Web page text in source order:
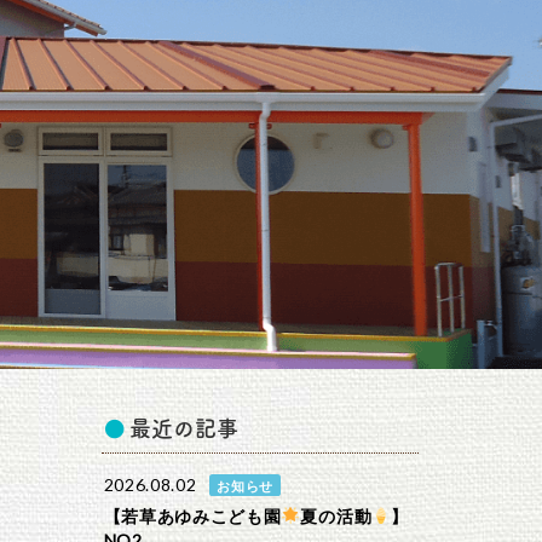
最近の記事
2026.08.02 お知らせ
【若草あゆみこども園 夏の活動
】